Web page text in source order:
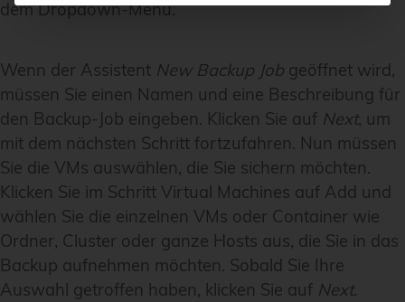
dem Dropdown-Menü.
Wenn der Assistent New Backup Job geöffnet wird,
müssen Sie einen Namen und eine Beschreibung für
den Backup-Job eingeben. Klicken Sie auf Next, um
mit dem nächsten Schritt fortzufahren. Nun müssen
Sie die VMs auswählen, die Sie sichern möchten.
Klicken Sie im Schritt Virtual Machines auf Add und
wählen Sie die einzelnen VMs oder Container wie
Ordner, Cluster oder ganze Hosts aus, die Sie in das
Backup aufnehmen möchten. Sobald Sie Ihre
Auswahl getroffen haben, klicken Sie auf Next.